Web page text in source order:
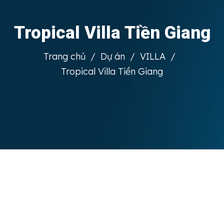
Tropical Villa Tiền Giang
Trang chủ / Dự án / VILLA /
Tropical Villa Tiền Giang